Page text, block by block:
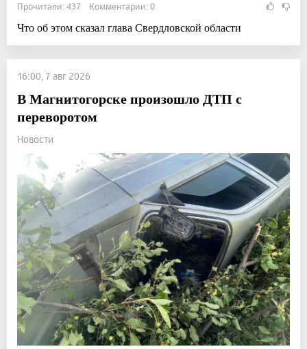
Прочитали: 437 Комментарии: 0
Что об этом сказал глава Свердловской области
16:00, 7 авг 2026
В Магнитогорске произошло ДТП с
переворотом
Новости